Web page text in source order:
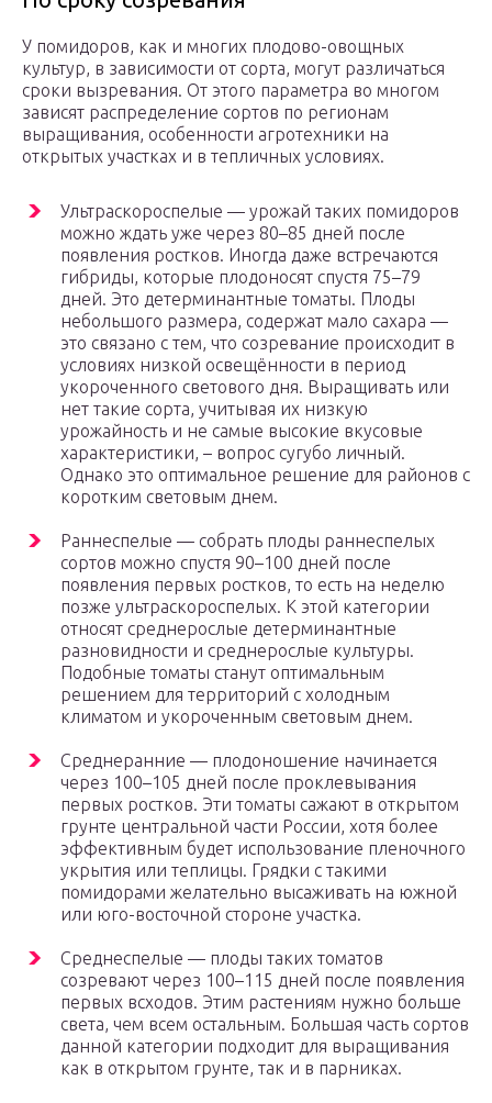
У помидоров, как и многих плодово-овощных
культур, в зависимости от сорта, могут различаться
сроки вызревания. От этого параметра во многом
зависят распределение сортов по регионам
выращивания, особенности агротехники на
открытых участках и в тепличных условиях.
Ультраскороспелые — урожай таких помидоров
можно ждать уже через 80–85 дней после
появления ростков. Иногда даже встречаются
гибриды, которые плодоносят спустя 75–79
дней. Это детерминантные томаты. Плоды
небольшого размера, содержат мало сахара —
это связано с тем, что созревание происходит в
условиях низкой освещённости в период
укороченного светового дня. Выращивать или
нет такие сорта, учитывая их низкую
урожайность и не самые высокие вкусовые
характеристики, – вопрос сугубо личный.
Однако это оптимальное решение для районов с
коротким световым днем.
Раннеспелые — собрать плоды раннеспелых
сортов можно спустя 90–100 дней после
появления первых ростков, то есть на неделю
позже ультраскороспелых. К этой категории
относят среднерослые детерминантные
разновидности и среднерослые культуры.
Подобные томаты станут оптимальным
решением для территорий с холодным
климатом и укороченным световым днем.
Среднеранние — плодоношение начинается
через 100–105 дней после проклевывания
первых ростков. Эти томаты сажают в открытом
грунте центральной части России, хотя более
эффективным будет использование пленочного
укрытия или теплицы. Грядки с такими
помидорами желательно высаживать на южной
или юго-восточной стороне участка.
Среднеспелые — плоды таких томатов
созревают через 100–115 дней после появления
первых всходов. Этим растениям нужно больше
света, чем всем остальным. Большая часть сортов
данной категории подходит для выращивания
как в открытом грунте, так и в парниках.